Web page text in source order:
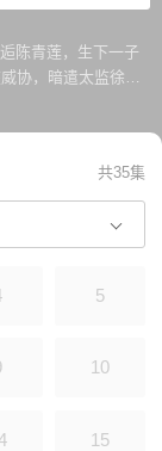
陈青莲，生下一子
协，暗遣太监徐安
隆的佛前替身了然
边，以陈青莲的名
共35集
5
10
15